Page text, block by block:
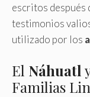
escritos después
testimonios
utilizado por los
El Náhuatl
Familias